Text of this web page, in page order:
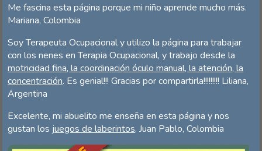
Me fascina esta página porque mi niño aprende mucho más.
Mariana, Colombia
Soy Terapeuta Ocupacional y utilizo la página para trabajar
con los nenes en Terapia Ocupacional, y trabajo desde la
motricidad fina, la coordinación óculo manual, la atención, la
concentración. Es genial!!! Gracias por compartirla!!!!!!!!! Liliana,
Argentina
Excelente, mi abuelito me enseña en esta página y nos
gustan los juegos de laberintos. Juan Pablo, Colombia